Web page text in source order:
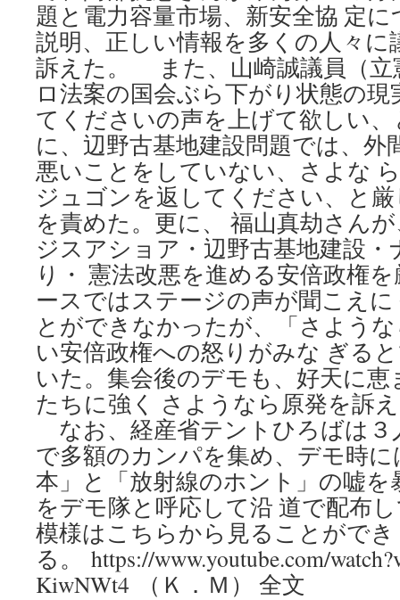
題と電力容量市場、新安全協 定
説明、正しい情報を多くの人々
訴えた。 また、山崎誠議員（立
ロ法案の国会ぶら下がり状態の
てくださいの声を上げて欲しい
に、辺野古基地建設問題では、外
悪いことをしていない、さよな
ジュゴンを返してください、と
を責めた。更に、 福山真劫さん
ジスアショア・辺野古基地建設
り・ 憲法改悪を進める安倍政権
ースではステージの声が聞こえ
とができなかったが、「さよう
い安倍政権への怒りがみな ぎる
いた。集会後のデモも、好天に
たちに強く さようなら原発を訴
なお、経産省テントひろばは３
で多額のカンパを集め、デモ時に
本」と「放射線のホント」の嘘
をデモ隊と呼応して沿 道で配布
模様はこちらから見ることができ
る。 https://www.youtube.com/
KiwNWt4 （Ｋ．Ｍ） 全文